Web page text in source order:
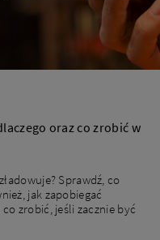
oraz co zrobić w
Sprawdź, co
jak zapobiegać
zrobić, jeśli zacznie być